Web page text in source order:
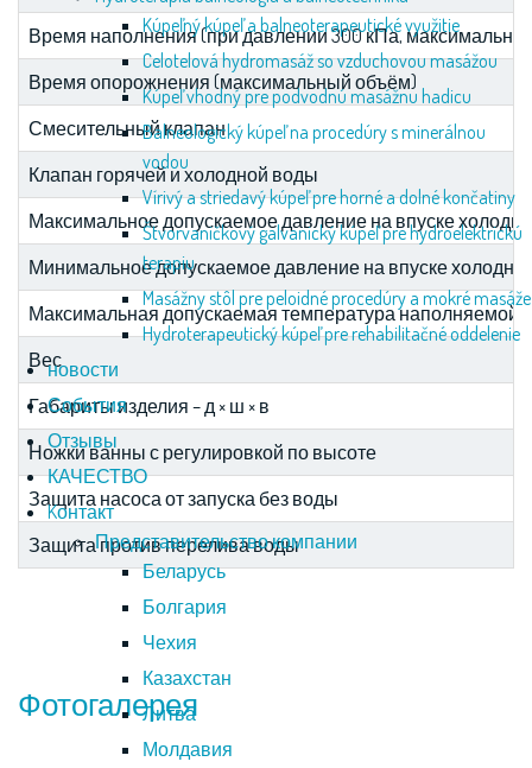
Kúpeľný kúpeľ a balneoterapeutické využitie
Celotelová hydromasáž so vzduchovou masážou
Kúpeľ vhodný pre podvodnú masážnu hadicu
Balneologický kúpeľ na procedúry s minerálnou
vodou
Vírivý a striedavý kúpeľ pre horné a dolné končatiny
Štvorvaničkový galvanický kúpeľ pre hydroelektrickú
terapiu
Masážny stôl pre peloidné procedúry a mokré masáže
Hydroterapeutický kúpeľ pre rehabilitačné oddelenie
новости
События
Отзывы
КАЧЕСТВО
Kонтакт
Представительство компании
Беларусь
Болгария
Чехия
Казахстан
Литва
Молдавия
Время наполнения (при давлении 300 кПа, максимально
Время опорожнения (максимальный объём)
Смесительный клапан
Клапан горячей и холодной воды
Максимальное допускаемое давление на впуске
Минимальное допускаемое давление на впуске
Максимальная допускаемая температура наполняемой
Вес
Габариты изделия – д × ш × в
Ножки ванны с регулировкой по высоте
Защита насоса от запуска без воды
Защита против перелива воды
Фотогалерея